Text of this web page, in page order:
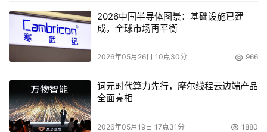
长期以来一直保持良好合作关系的OnStor与3Par，日前
发布了改良版的UtiliCat系统，在前代产品的基础之上添加
了许多新功能，其中包括支持500GB的Nearline磁盘驱动器
以及新型的Bobcat 2280 NAS网关设备。
Adaptec复制软件“家族”又添新成员
2026中国半导体图景：基础设施已建
成，全球市场再平衡
2026年05月26日 10点30分 966
词元时代算力先行，摩尔线程云边端产品
全面亮相
2026年05月19日 17点31分 1880